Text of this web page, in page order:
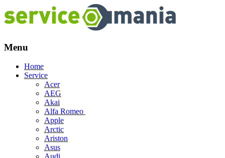
Menu
Skip
Home
Service
Acer
AEG
Akai
Alfa Romeo
Apple
Arctic
Ariston
Asus